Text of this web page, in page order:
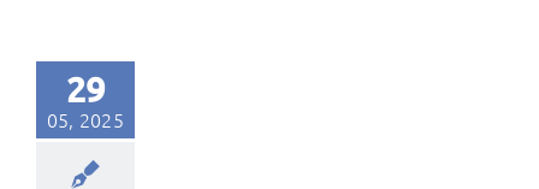
29
05, 2025